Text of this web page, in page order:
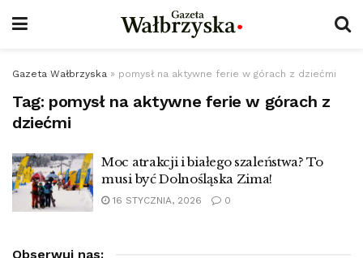
Gazeta Wałbrzyska » pomysł na aktywne ferie w górach z dziećmi
Tag: pomysł na aktywne ferie w górach z
dziećmi
Moc atrakcji i białego szaleństwa? To
musi być Dolnośląska Zima!
16 STYCZNIA, 2026 0
Obserwuj nas: